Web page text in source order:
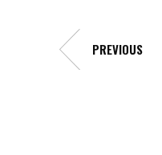
PREVIOUS